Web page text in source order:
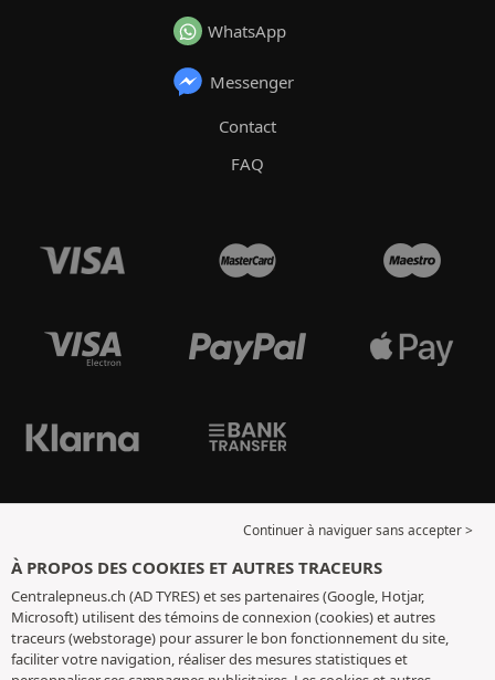
WhatsApp
Messenger
Contact
FAQ
Continuer à naviguer sans accepter >
À PROPOS DES COOKIES ET AUTRES TRACEURS
Centralepneus.ch (AD TYRES) et ses partenaires (Google, Hotjar,
Microsoft) utilisent des témoins de connexion (cookies) et autres
traceurs (webstorage) pour assurer le bon fonctionnement du site,
faciliter votre navigation, réaliser des mesures statistiques et